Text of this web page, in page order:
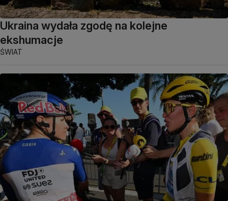
Ukraina wydała zgodę na kolejne
ekshumacje
ŚWIAT